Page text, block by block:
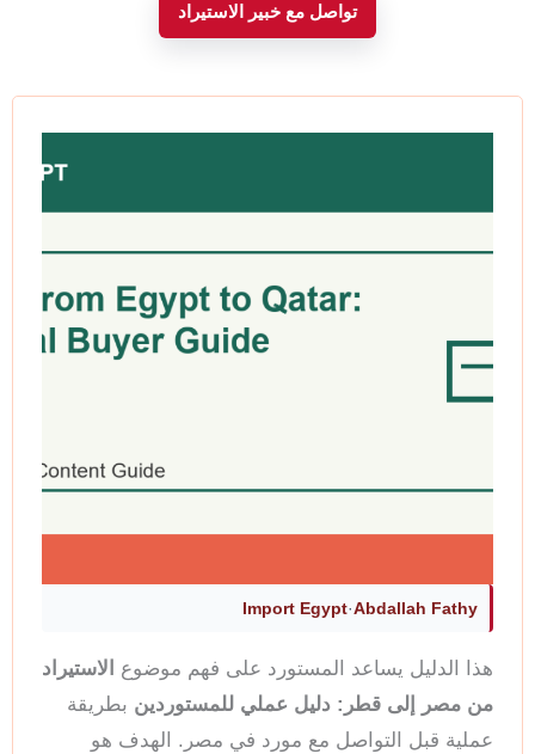
تواصل مع خبير الاستيراد
Abdallah Fathy
·
Import Egypt
هذا الدليل يساعد المستورد على فهم موضوع
الاستيراد
من مصر إلى قطر: دليل عملي للمستوردين بطريقة
عملية قبل التواصل مع مورد في مصر. الهدف هو